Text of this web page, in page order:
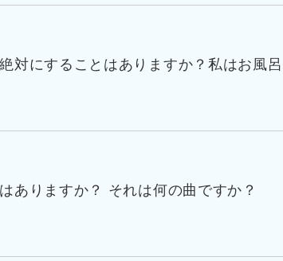
対にすることはありますか？私はお風
ありますか？ それは何の曲ですか？